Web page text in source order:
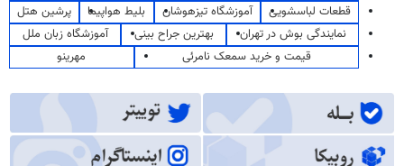
قطعات لباسشویی
آموزشگاه تیزهوشان بلیط هواپیما
پرشین هتل
نمایندگی بوش در تهران
بهترین جراح بینی
آموزشگاه زبان ملل
قیمت و خرید سمعک نامرئی
مهرینو